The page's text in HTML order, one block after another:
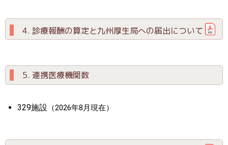
4. 診療報酬の算定と九州厚生局への届出について
5. 連携医療機関数
329施設 （2026年8月現在）